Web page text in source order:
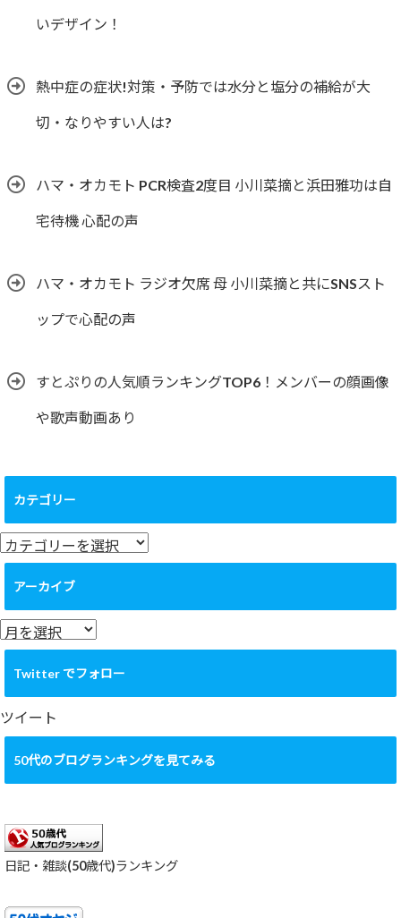
いデザイン！
熱中症の症状!対策・予防では水分と塩分の補給が大
切・なりやすい人は?
ハマ・オカモト PCR検査2度目 小川菜摘と浜田雅功は自
宅待機 心配の声
ハマ・オカモト ラジオ欠席 母 小川菜摘と共にSNSスト
ップで心配の声
すとぷりの人気順ランキングTOP6！メンバーの顔画像
や歌声動画あり
カテゴリー
カ
テ
リ
ー
アーカイブ
ア
ー
イ
ブ
Twitter でフォロー
ツイート
50代のブログランキングを見てみる
日記・雑談(50歳代)ランキング